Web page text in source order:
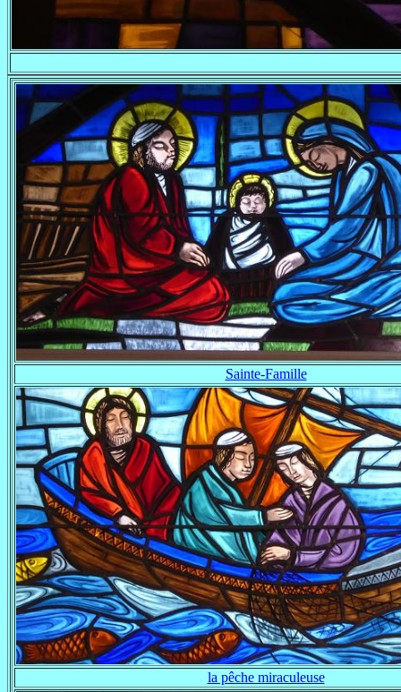
Sainte-Famille
la pêche miraculeuse